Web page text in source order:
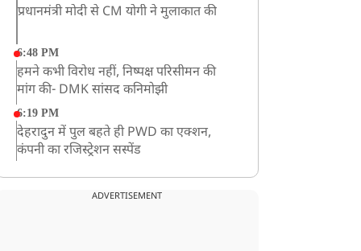
प्रधानमंत्री मोदी से CM योगी ने मुलाकात की
6:48 PM
हमने कभी विरोध नहीं, निष्पक्ष परिसीमन की
मांग की- DMK सांसद कनिमोझी
6:19 PM
देहरादुन में पुल बहते ही PWD का एक्शन,
कंपनी का रजिस्ट्रेशन सस्पेंड
खराब मौसम की चेतावनी के कारण अमरनाथ
ADVERTISEMENT